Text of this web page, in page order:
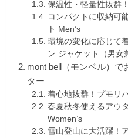
保温性・軽量性抜群
コンパクトに収納可
ト Men’s
環境の変化に応じて
ン ジャケット（男女
mont bell（モンベル）で
ター
着心地抜群！プモリ
春夏秋冬使えるアウ
Women’s
雪山登山に大活躍！